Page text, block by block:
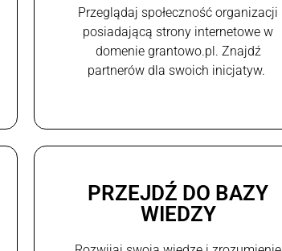
Przeglądaj społeczność organizacji
posiadającą strony internetowe w
domenie grantowo.pl. Znajdź
partnerów dla swoich inicjatyw.
PRZEJDŹ DO BAZY
WIEDZY